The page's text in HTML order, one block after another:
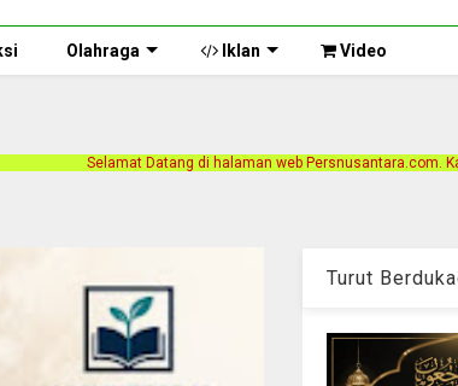
Olahraga Iklan Video
di halaman web Persnusantara.com. Kami merilis berita
Turut